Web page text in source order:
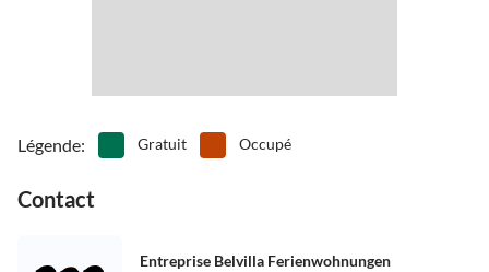
Légende: Gratuit Occupé
Contact
Entreprise Belvilla Ferienwohnungen